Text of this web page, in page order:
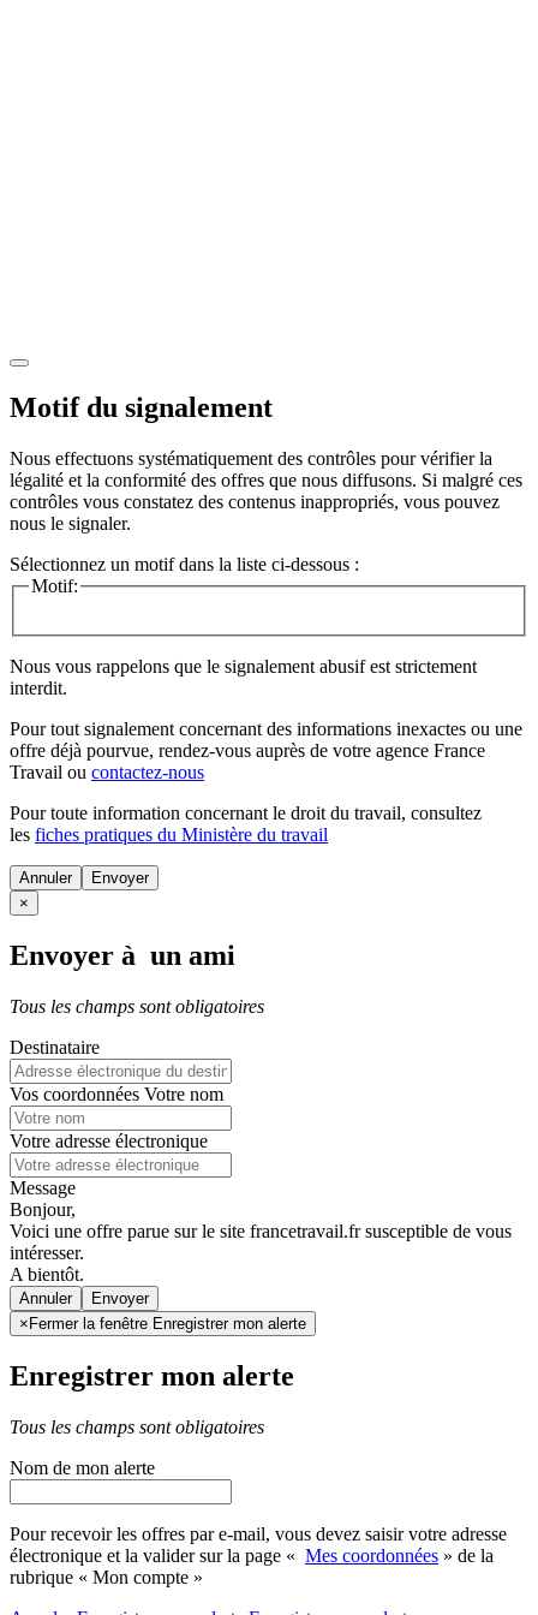
Motif du signalement
Nous effectuons systématiquement des contrôles pour vérifier la
légalité et la conformité des offres que nous diffusons. Si malgré ces
contrôles vous constatez des contenus inappropriés, vous pouvez
nous le signaler.
Sélectionnez un motif dans la liste ci-dessous :
Motif:
Nous vous rappelons que le signalement abusif est strictement
interdit.
Pour tout signalement concernant des informations inexactes ou une
offre déjà pourvue, rendez-vous auprès de votre agence France
Travail ou contactez-nous
Pour toute information concernant le droit du travail, consultez
les fiches pratiques du Ministère du travail
Annuler
×
Envoyer à un ami
Tous les champs sont obligatoires
Destinataire
Vos coordonnées Votre nom
Votre adresse électronique
Message
Bonjour,
Voici une offre parue sur le site francetravail.fr susceptible de vous
intéresser.
A bientôt.
Annuler
× Fermer la fenêtre Enregistrer mon alerte
Enregistrer mon alerte
Tous les champs sont obligatoires
Nom de mon alerte
Pour recevoir les offres par e-mail, vous devez saisir votre adresse
électronique et la valider sur la page « Mes coordonnées » de la
rubrique « Mon compte »